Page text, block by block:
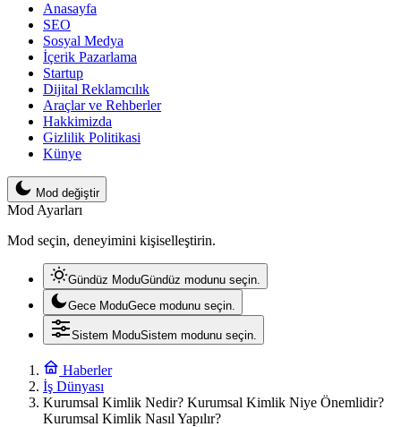
Anasayfa
SEO
Sosyal Medya
İçerik Pazarlama
Startup
Dijital Reklamcılık
Araçlar ve Rehberler
Hakkimizda
Gizlilik Politikasi
Künye
Mod değiştir
Mod Ayarları
Mod seçin, deneyimini kişiselleştirin.
Gündüz ModuGündüz modunu seçin.
Gece ModuGece modunu seçin.
Sistem ModuSistem modunu seçin.
Haberler
İş Dünyası
Kurumsal Kimlik Nedir? Kurumsal Kimlik Niye Önemlidir?
Kurumsal Kimlik Nasıl Yapılır?